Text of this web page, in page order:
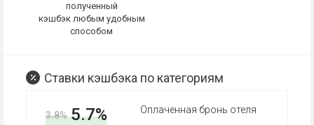
полученный
кэшбэк любым удобным
способом
Ставки кэшбэка по категориям
3.8% 5.7% Оплаченная бронь отеля